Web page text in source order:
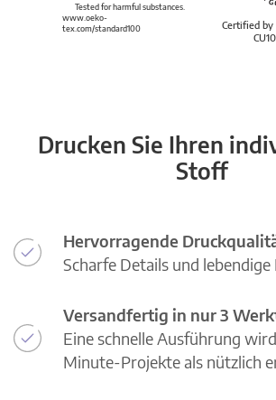
Certified by
Tested for harmful substances.
www.oeko-
tex.com/standard100
Drucken Sie Ihren
Stoff
Hervorragende
Scharfe Details und lebendige
Versandfertig in nur 3
Eine schnelle Ausführung
Minute-Projekte als nützlich